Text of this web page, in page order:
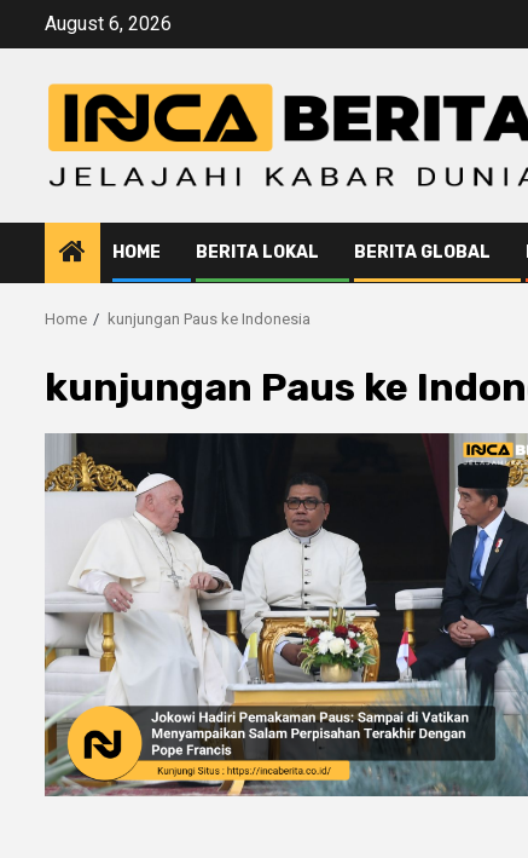
August 6, 2026
HOME BERITA LOKAL BERITA GLOBAL
Home kunjungan Paus ke Indonesia
kunjungan Paus ke